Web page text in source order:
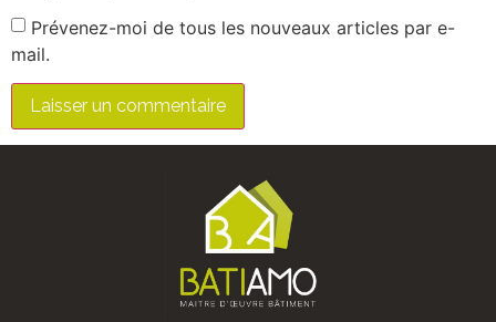
Prévenez-moi de tous les nouveaux articles par e-
mail.